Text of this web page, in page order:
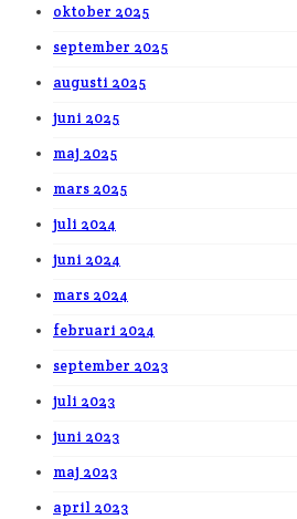
oktober 2025
september 2025
augusti 2025
juni 2025
maj 2025
mars 2025
juli 2024
juni 2024
mars 2024
februari 2024
september 2023
juli 2023
juni 2023
maj 2023
april 2023